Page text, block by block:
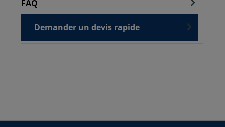
FAQ
Demander un devis rapide